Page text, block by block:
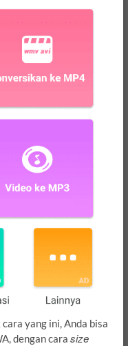
yang ini, Anda bisa
dengan cara size